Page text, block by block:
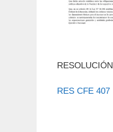
RES CFE 407